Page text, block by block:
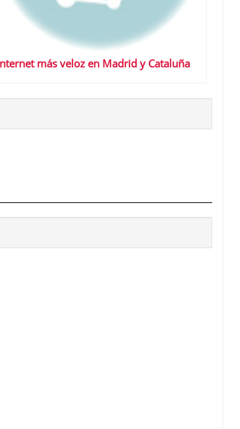
más veloz en Madrid y Cataluña